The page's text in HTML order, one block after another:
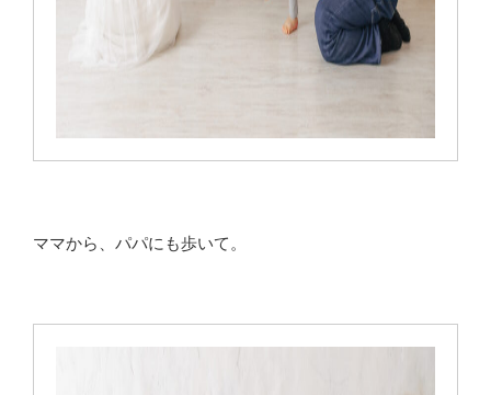
ママから、パパにも歩いて。